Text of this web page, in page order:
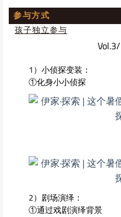
参与方式
孩子独立参与
Vol.3/
1）小侦探变装：
①化身小小侦探
2）剧场演绎：
①通过戏剧演绎背景